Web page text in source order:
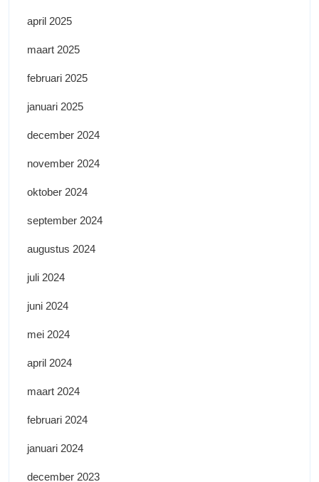
april 2025
maart 2025
februari 2025
januari 2025
december 2024
november 2024
oktober 2024
september 2024
augustus 2024
juli 2024
juni 2024
mei 2024
april 2024
maart 2024
februari 2024
januari 2024
december 2023